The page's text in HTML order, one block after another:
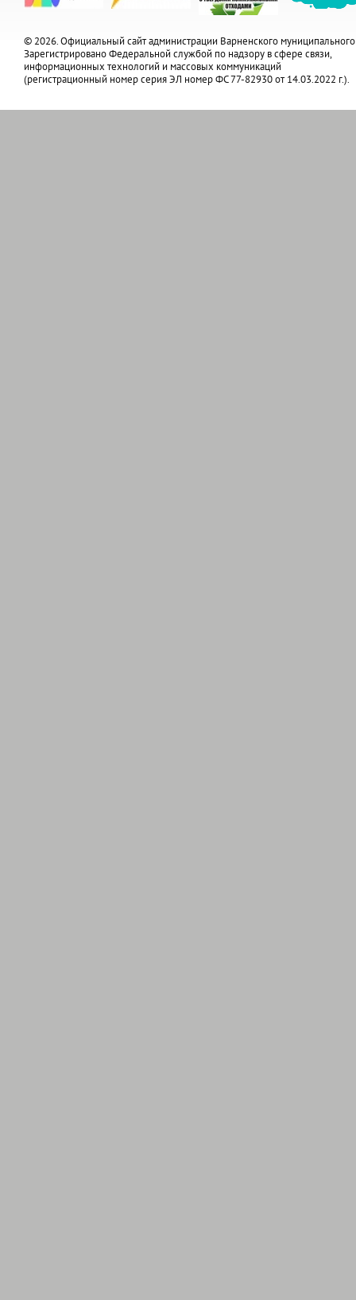
© 2026. Официальный сайт администрации Варненского муниципального
Зарегистрировано Федеральной службой по надзору в сфере связи,
информационных технологий и массовых коммуникаций
(регистрационный номер серия ЭЛ номер ФС 77-82930 от 14.03.2022 г.).